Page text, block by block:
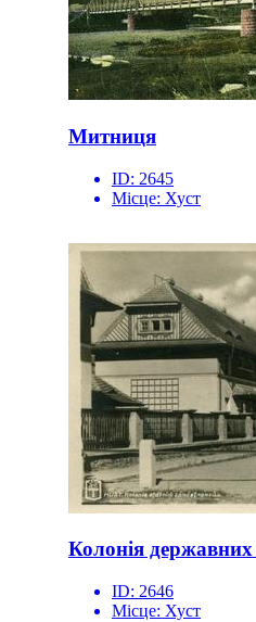
Митниця
ID: 2645
Місце: Хуст
Колонія
ID: 2646
Місце: Хуст